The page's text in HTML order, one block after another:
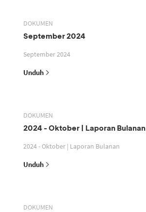
DOKUMEN
September 2024
September 2024
Unduh
DOKUMEN
2024 - Oktober | Laporan Bulanan
2024 - Oktober | Laporan Bulanan
Unduh
DOKUMEN